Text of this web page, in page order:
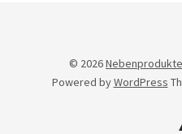
© 2026
Powered byWordPress